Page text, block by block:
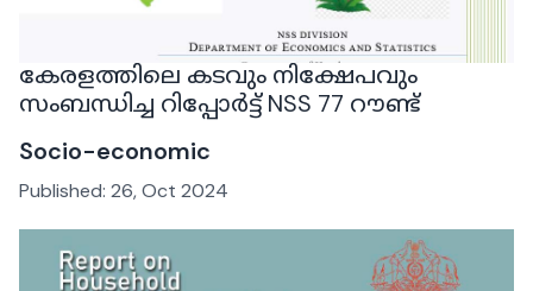
കേരളത്തിലെ കടവും നിക്ഷേപവും
സംബന്ധിച്ച റിപ്പോർട്ട് NSS 77 റൗണ്ട്
Socio-economic
Published: 26, Oct 2024